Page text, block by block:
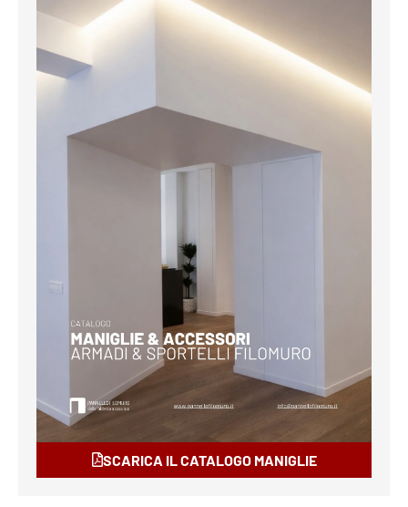
SCARICA IL CATALOGO MANIGLIE